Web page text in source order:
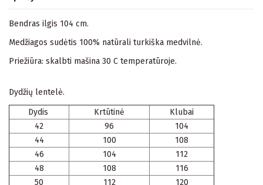
Bendras ilgis 104 cm.
Medžiagos sudėtis 100% natūrali turkiška medvilnė.
Priežiūra: skalbti mašina 30 C temperatūroje.
Dydžių lentelė.
Dydis Krtūtinė
Klubai
42
96
104
44
100
108
46
104
112
48
108
116
50
112
120